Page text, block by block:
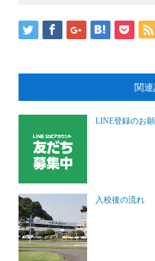
関
LINE登録のお
入校後の流れ